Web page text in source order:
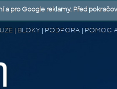
| BLOKY | PODPORA | POMOC
pro Google reklamy. Před